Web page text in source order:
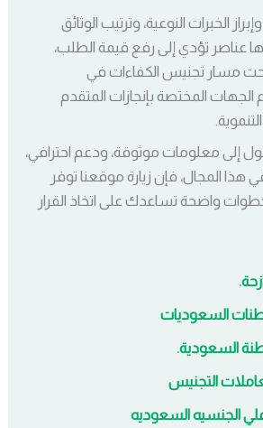
الخبرات النوعية، وترتيب الوثائق
عناصر تؤدي إلى رفع قيمة الطلب،
مسار تجنيس الكفاءات في
المختصة بإنجازات المتقدم
إلى معلومات موثوقة، ودعم احترافي،
المجال، فإن زيارة موقعنا توفر
واضحة تساعدك على اتخاذ القرار
.
السعوديات
السعودية.
التجنيس
الجنسيه السعوديه